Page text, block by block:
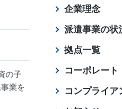
の子
業を
企業理念
派遣事業の状
拠点一覧
コーポレート
コンプライア